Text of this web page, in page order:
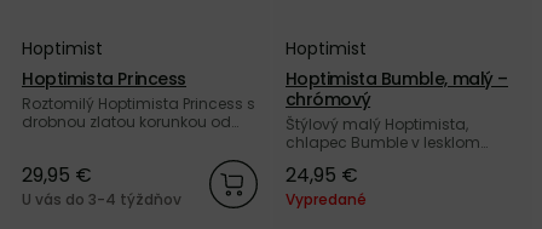
Hoptimist
Hoptimista Princess
Roztomilý Hoptimista Princess s
drobnou zlatou korunkou od
29,95 €
U vás do 3-4 týždňov
Hoptimist
Hoptimista Bumble, malý –
chrómový
Štýlový malý Hoptimista,
chlapec Bumble v lesklom
dánskej značky Hoptimist.
24,95 €
Vypredané